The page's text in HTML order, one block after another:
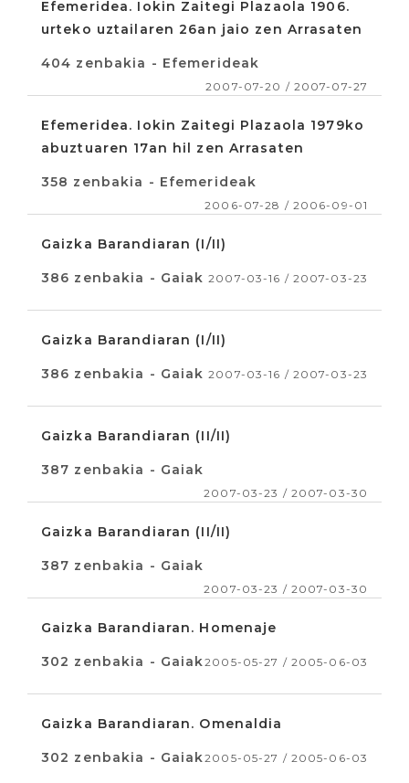
Efemeridea. Iokin Zaitegi Plazaola 1906.
urteko uztailaren 26an jaio zen Arrasaten
404 zenbakia - Efemerideak
2007-07-20 / 2007-07-27
Efemeridea. Iokin Zaitegi Plazaola 1979ko
abuztuaren 17an hil zen Arrasaten
358 zenbakia - Efemerideak
2006-07-28 / 2006-09-01
Gaizka Barandiaran (I/II)
386 zenbakia - Gaiak 2007-03-16 / 2007-03-23
Gaizka Barandiaran (I/II)
386 zenbakia - Gaiak 2007-03-16 / 2007-03-23
Gaizka Barandiaran (II/II)
387 zenbakia - Gaiak
2007-03-23 / 2007-03-30
Gaizka Barandiaran (II/II)
387 zenbakia - Gaiak
2007-03-23 / 2007-03-30
Gaizka Barandiaran. Homenaje
302 zenbakia - Gaiak2005-05-27 / 2005-06-03
Gaizka Barandiaran. Omenaldia
302 zenbakia - Gaiak2005-05-27 / 2005-06-03